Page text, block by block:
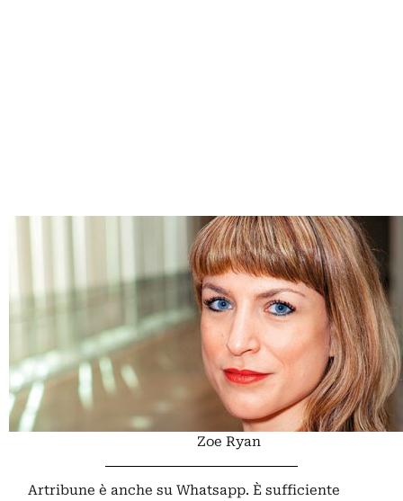
Zoe Ryan
Artribune è anche su Whatsapp. È sufficiente